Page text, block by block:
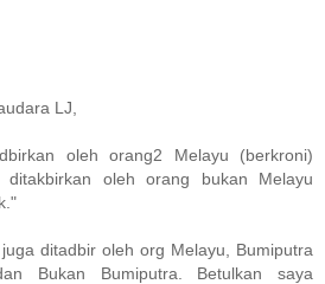
LJ,
oleh orang2 Melayu (berkroni)
ditakbirkan oleh orang bukan Melayu
ditadbir oleh org Melayu, Bumiputra
Bukan Bumiputra. Betulkan saya